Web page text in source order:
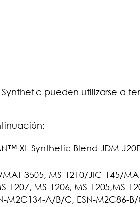
Synthetic pueden utilizarse a
XL Synthetic Blend JDM
3505, MS-1210/JIC-145/
1207, MS-1206, MS-1205,MS-
M2C134-A/B/C, ESN-M2C86-